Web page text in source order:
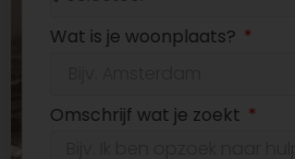
Wat is je woonplaats?
Omschrijf wat je zoekt